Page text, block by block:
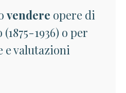
vendere opere di
1936) o per
e valutazioni